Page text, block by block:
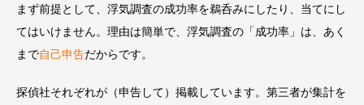
まず前提として、浮気調査の成功率を鵜呑みにしたり、当てにし
てはいけません。理由は簡単で、浮気調査の「成功率」は、あく
まで自己申告だからです。
探偵社それぞれが（申告して）掲載しています。第三者が集計を